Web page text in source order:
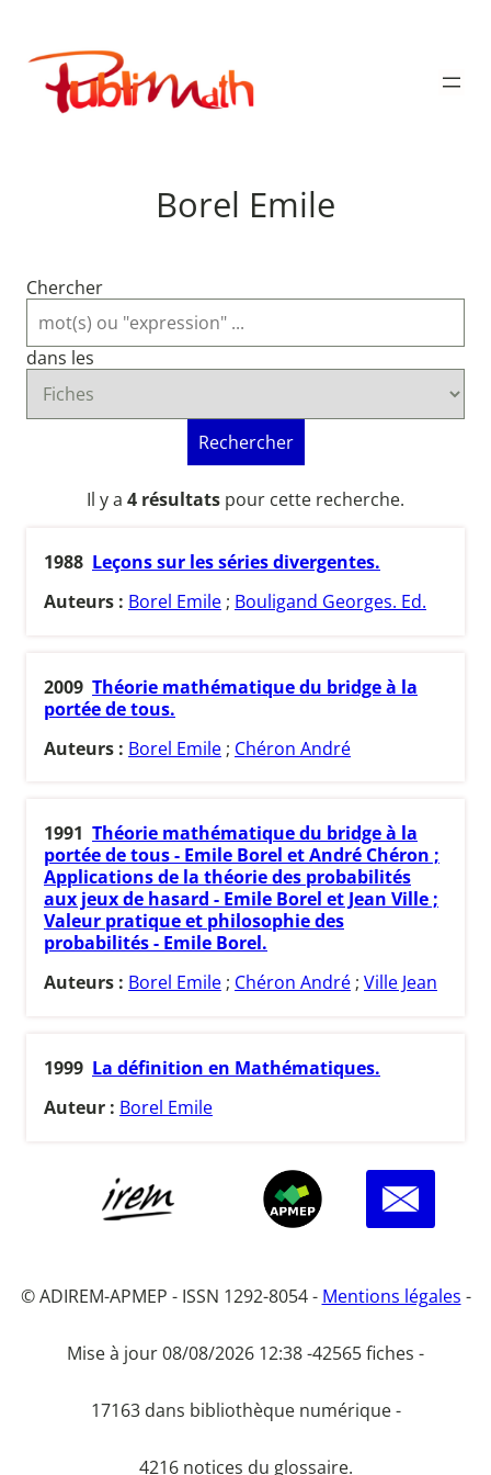
contenu
Publimath
Borel Emile
Chercher
dans les
Rechercher
Il y a 4 résultats pour cette recherche.
1988 Leçons sur les séries divergentes.
Auteurs : Borel Emile ; Bouligand Georges. Ed.
2009 Théorie mathématique du bridge à la
portée de tous.
Auteurs : Borel Emile ; Chéron André
1991 Théorie mathématique du bridge à la
portée de tous - Emile Borel et André Chéron ;
Applications de la théorie des probabilités
aux jeux de hasard - Emile Borel et Jean Ville ;
Valeur pratique et philosophie des
probabilités - Emile Borel.
Auteurs : Borel Emile ; Chéron André ; Ville Jean
1999 La définition en Mathématiques.
Auteur : Borel Emile
© ADIREM-APMEP - ISSN 1292-8054 - Mentions légales -
Mise à jour 08/08/2026 12:38 -42565 fiches -
17163 dans bibliothèque numérique -
4216 notices du glossaire.